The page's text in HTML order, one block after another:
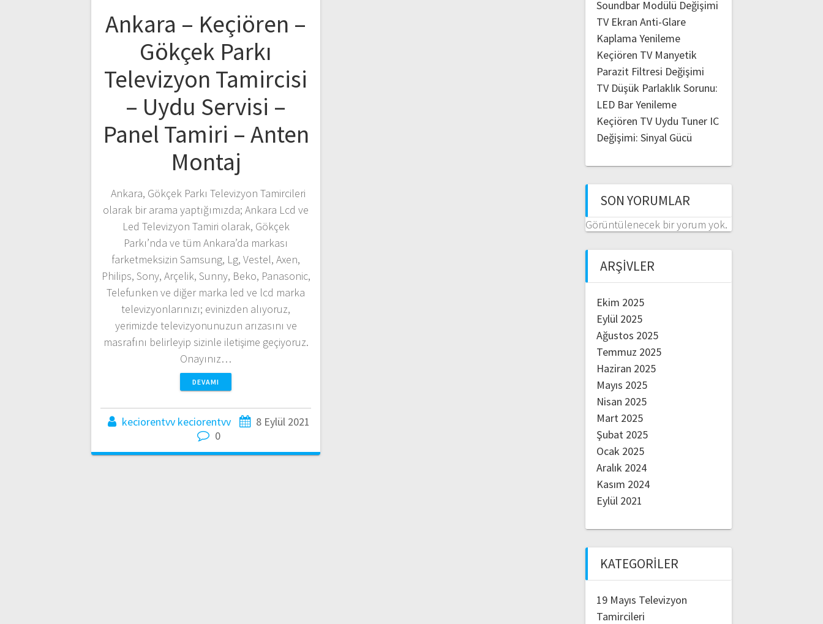
Ankara – Keçiören –
Gökçek Parkı
Televizyon Tamircisi
– Uydu Servisi –
Panel Tamiri – Anten
Montaj
Ankara, Gökçek Parkı Televizyon Tamircileri
olarak bir arama yaptığımızda; Ankara Lcd ve
Led Televizyon Tamiri olarak, Gökçek
Parkı’nda ve tüm Ankara’da markası
farketmeksizin Samsung, Lg, Vestel, Axen,
Philips, Sony, Arçelik, Sunny, Beko, Panasonic,
Telefunken ve diğer marka led ve lcd marka
televizyonlarınızı; evinizden alıyoruz,
yerimizde televizyonunuzun arızasını ve
masrafını belirleyip sizinle iletişime geçiyoruz.
Onayınız…
DEVAMI
keciorentvv keciorentvv
8 Eylül 2021
0
Soundbar Modülü Değişimi
TV Ekran Anti-Glare
Kaplama Yenileme
Keçiören TV Manyetik
Parazit Filtresi Değişimi
TV Düşük Parlaklık Sorunu:
LED Bar Yenileme
Keçiören TV Uydu Tuner IC
Değişimi: Sinyal Gücü
SON YORUMLAR
Görüntülenecek bir yorum yok.
ARŞIVLER
Ekim 2025
Eylül 2025
Ağustos 2025
Temmuz 2025
Haziran 2025
Mayıs 2025
Nisan 2025
Mart 2025
Şubat 2025
Ocak 2025
Aralık 2024
Kasım 2024
Eylül 2021
KATEGORILER
19 Mayıs Televizyon
Tamircileri